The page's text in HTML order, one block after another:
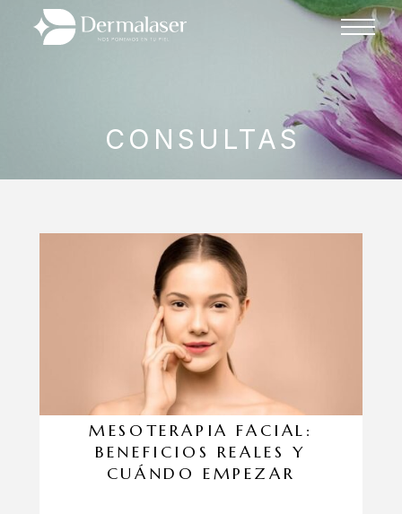
CONSULTAS
MESOTERAPIA FACIAL:
BENEFICIOS REALES Y
CUÁNDO EMPEZAR